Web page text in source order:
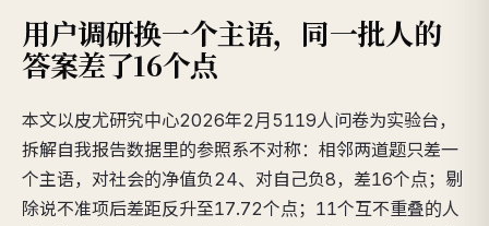
用户调研换一个主语，同一批人的
答案差了16个点
本文以皮尤研究中心2026年2月5119人问卷为实验台，
拆解自我报告数据里的参照系不对称：相邻两道题只差一
个主语，对社会的净值负24、对自己负8，差16个点；剔
除说不准项后差距反升至17.72个点；11个互不重叠的人